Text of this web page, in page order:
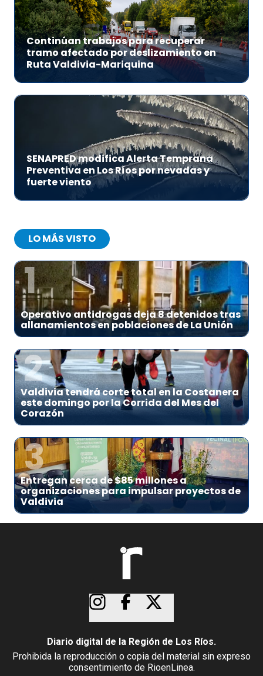
Continúan trabajos para recuperar
tramo afectado por deslizamiento en
Ruta Valdivia-Mariquina
SENAPRED modifica Alerta Temprana
Preventiva en Los Ríos por nevadas y
fuerte viento
LO MÁS VISTO
1
Operativo antidrogas deja 8 detenidos tras
allanamientos en poblaciones de La Unión
2
Valdivia tendrá corte total en la Costanera
este domingo por la Corrida del Mes del
Corazón
3
Entregan cerca de $85 millones a
organizaciones para impulsar proyectos de
Valdivia
Diario digital de la Región de Los Ríos.
Prohibida la reproducción o copia del material sin expreso
consentimiento de RioenLinea.